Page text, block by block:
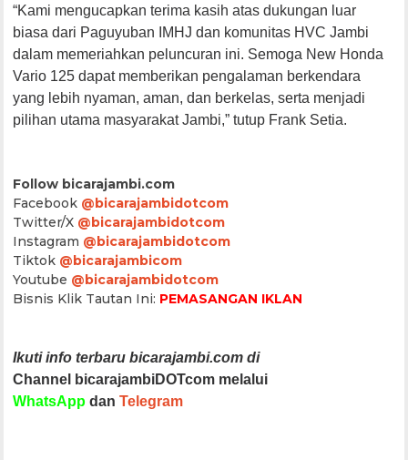
“Kami mengucapkan terima kasih atas dukungan luar
biasa dari Paguyuban IMHJ dan komunitas HVC Jambi
dalam memeriahkan peluncuran ini. Semoga New Honda
Vario 125 dapat memberikan pengalaman berkendara
yang lebih nyaman, aman, dan berkelas, serta menjadi
pilihan utama masyarakat Jambi,” tutup Frank Setia.
Follow bicarajambi.com
Facebook @bicarajambidotcom
Twitter/X @bicarajambidotcom
Instagram @bicarajambidotcom
Tiktok @bicarajambicom
Youtube @bicarajambidotcom
Bisnis Klik Tautan Ini: PEMASANGAN IKLAN
Ikuti info terbaru bicarajambi.com di
Channel bicarajambiDOTcom melalui
WhatsApp danTelegram